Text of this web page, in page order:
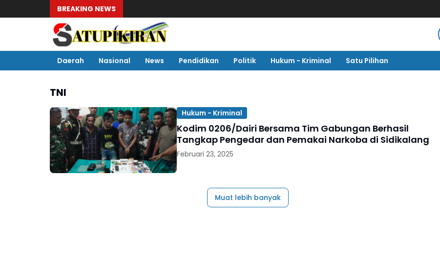
BREAKING NEWS
Daerah Nasional News Pendidikan Politik Hukum - Kriminal Satu Pilihan
TNI
Hukum - Kriminal
Kodim 0206/Dairi Bersama Tim Gabungan Berhasil
Tangkap Pengedar dan Pemakai Narkoba di Sidikalang
Februari 23, 2025
Muat lebih banyak